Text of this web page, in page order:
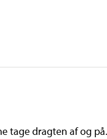
tage dragten af og